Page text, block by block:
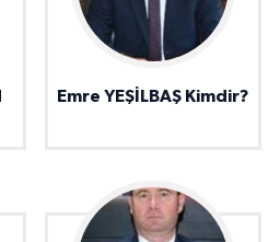
Emre YEŞİLBAŞ Kimdir?